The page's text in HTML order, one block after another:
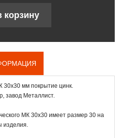
30х30 мм покрытие цинк.
завод Металлист.
МК 30х30 имеет размер 30 на
изделия.